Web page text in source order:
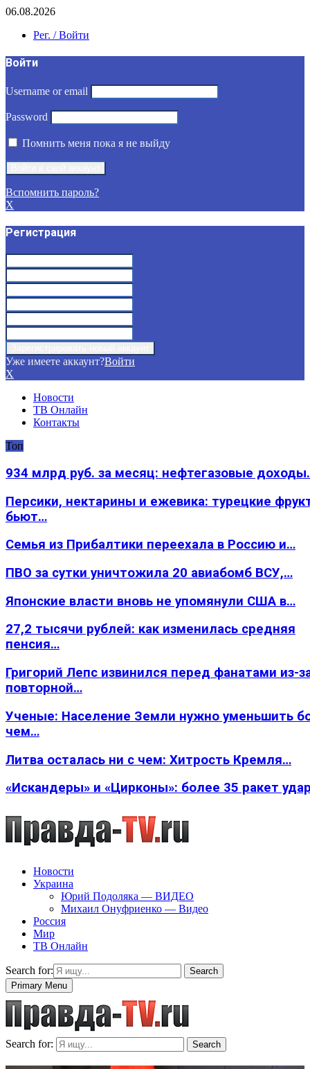
06.08.2026
Рег. / Войти
Войти
Username or email
Password
Помнить меня пока я не выйду
Вспомнить пароль?
X
Регистрация
Уже имеете аккаунт?Войти
X
Новости
ТВ Онлайн
Контакты
Топ
934 млрд руб. за месяц: нефтегазовые
Персики, нектарины и ежевика: турецкие
бьют…
Семья из Прибалтики переехала в Россию и…
ПВО за сутки уничтожила 20 авиабомб ВСУ,…
Японские власти вновь не упомянули США в…
27,2 тысячи рублей: как изменилась средняя
пенсия…
Григорий Лепс извинился перед фанатами из-
повторной…
Ученые: Население Земли нужно уменьшить
чем…
Литва осталась ни с чем: Хитрость Кремля…
«Искандеры» и «Цирконы»: более 35 ракет
Новости
Украина
Юрий Подоляка — ВИДЕО
Михаил Онуфриенко — Видео
Россия
Мир
ТВ Онлайн
Search for:
Search
Primary Menu
Search for: Search